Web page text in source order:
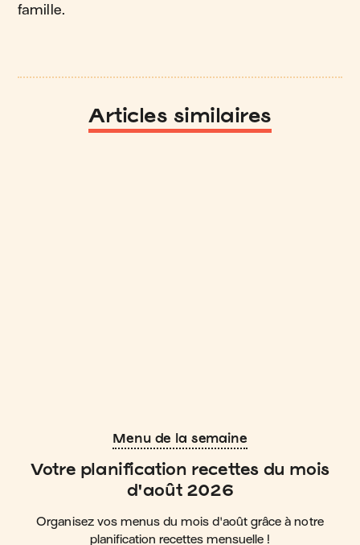
famille.
Articles similaires
Menu de la semaine
Votre planification recettes du mois
d'août 2026
Organisez vos menus du mois d'août grâce à notre
planification recettes mensuelle !